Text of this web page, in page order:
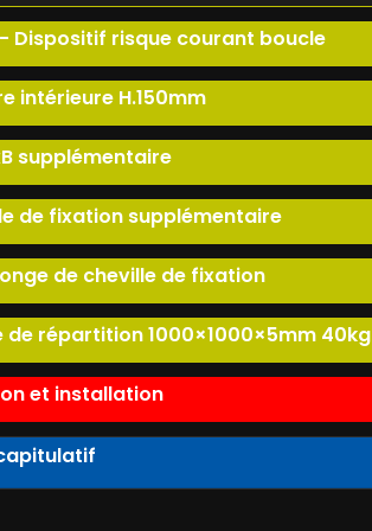
- Dispositif risque courant boucle
intérieure H.150mm
supplémentaire
de fixation supplémentaire
de cheville de fixation
de répartition 1000×1000×5mm 40kg
et installation